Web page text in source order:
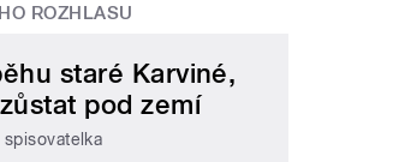
ROZHLASU
staré Karviné,
pod zemí